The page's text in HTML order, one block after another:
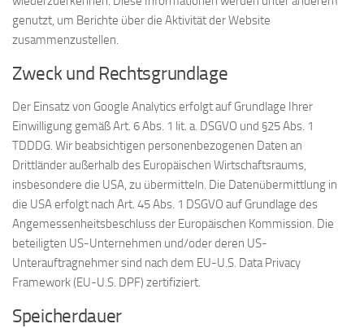
genutzt, um Berichte über die Aktivität der Website
zusammenzustellen.
Zweck und Rechtsgrundlage
Der Einsatz von Google Analytics erfolgt auf Grundlage Ihrer
Einwilligung gemäß Art. 6 Abs. 1 lit. a. DSGVO und §25 Abs. 1
TDDDG. Wir beabsichtigen personenbezogenen Daten an
Drittländer außerhalb des Europäischen Wirtschaftsraums,
insbesondere die USA, zu übermitteln. Die Datenübermittlung in
die USA erfolgt nach Art. 45 Abs. 1 DSGVO auf Grundlage des
Angemessenheitsbeschluss der Europäischen Kommission. Die
beteiligten US-Unternehmen und/oder deren US-
Unterauftragnehmer sind nach dem EU-U.S. Data Privacy
Framework (EU-U.S. DPF) zertifiziert.
Speicherdauer